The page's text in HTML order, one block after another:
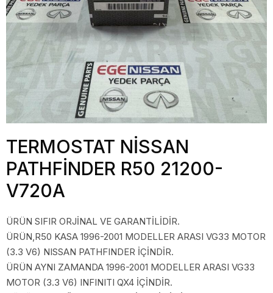
TERMOSTAT NİSSAN
PATHFİNDER R50 21200-
V720A
ÜRÜN SIFIR ORJİNAL VE GARANTİLİDİR.
ÜRÜN,R50 KASA 1996-2001 MODELLER ARASI VG33 MOTOR
(3.3 V6) NISSAN PATHFINDER İÇİNDİR.
ÜRÜN AYNI ZAMANDA 1996-2001 MODELLER ARASI VG33
MOTOR (3.3 V6) INFINITI QX4 İÇİNDİR.